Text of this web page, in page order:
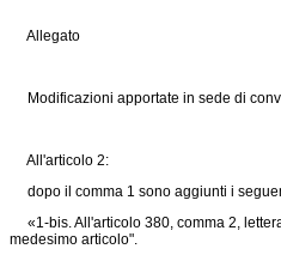
Allegato
Modificazioni apportate in sede di
All'articolo 2:
dopo il comma 1 sono aggiunti i
«1-bis. All'articolo 380, comma 2,
medesimo articolo".